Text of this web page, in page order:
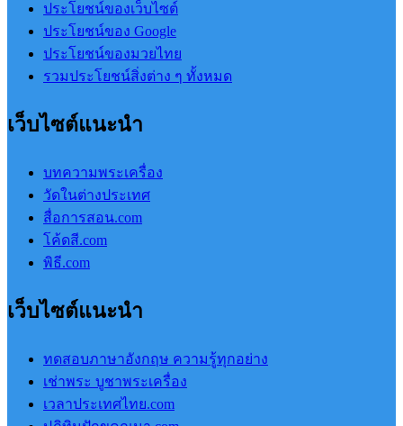
ประโยชน์ของเว็บไซต์
ประโยชน์ของ Google
ประโยชน์ของมวยไทย
รวมประโยชน์สิ่งต่าง ๆ ทั้งหมด
เว็บไซต์แนะนำ
บทความพระเครื่อง
วัดในต่างประเทศ
สื่อการสอน.com
โค้ดสี.com
พิธี.com
เว็บไซต์แนะนำ
ทดสอบภาษาอังกฤษ ความรู้ทุกอย่าง
เช่าพระ บูชาพระเครื่อง
เวลาประเทศไทย.com